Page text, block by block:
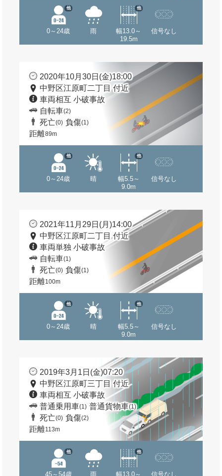
0～24歳
他
雨
幅13.0～
19.5m
他
信号なし
2020年10月30日(金)18:00
中野区江原町二丁目 付近
車両相互 小破事故
自転車(2)
死亡(0) 負傷(1)
距離89m
0～24歳
他
晴
幅5.5～
9.0m
他
信号なし
2021年11月29日(月)14:00
中野区江原町二丁目 付近
車両単独 小破事故
自転車(1)
死亡(0) 負傷(1)
距離100m
0～24歳
他
晴
幅5.5～
9.0m
他
信号なし
2019年3月1日(金)07:20
中野区江原町三丁目 付近
車両相互 小破事故
普通乗用車(1) 普通貨物車(1)
死亡(0) 負傷(2)
距離113m
45～54歳
他
雨
幅13.0～
他
信号なし